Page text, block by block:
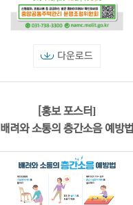
다운로드
[홍보 포스터]
배려와 소통의 층간소음 예방법